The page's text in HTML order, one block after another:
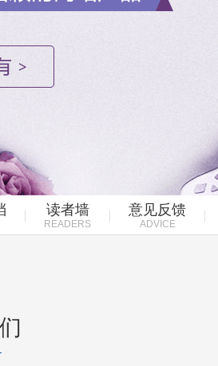
读者墙
READERS
意见反馈
ADVICE